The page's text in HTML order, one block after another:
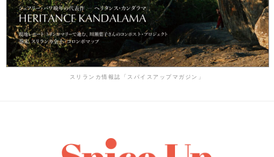
スリランカ情報誌「スパイスアップマガジン」